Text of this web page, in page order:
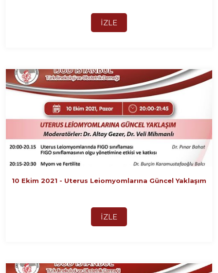
İZLE
10 Ekim 2021 - Uterus Leiomyomlarına Güncel Yaklaşım
İZLE